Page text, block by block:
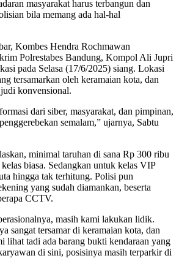
masyarakat harus terbangun dan
bila memang ada hal-hal
Kombes Hendra Rochmawan
Polrestabes Bandung, Kompol Ali Jupri
pada Selasa (17/6/2025) siang. Lokasi
tersamarkan oleh keramaian kota, dan
konvensional.
dari siber, masyarakat, dan pimpinan,
semalam,” ujarnya, Sabtu
minimal taruhan di sana Rp 300 ribu
biasa. Sedangkan untuk kelas VIP
hingga tak terhitung. Polisi pun
yang sudah diamankan, beserta
CCTV.
masih kami lakukan lidik.
sangat tersamar di keramaian kota, dan
lihat tadi ada barang bukti kendaraan yang
di sini, posisinya masih terparkir di